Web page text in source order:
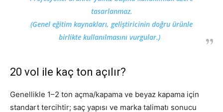
tasarlanmaz.
(Genel eğitim kaynakları, geliştiricinin doğru ürünle
birlikte kullanılmasını vurgular.)
20 vol ile kaç ton açılır?
Genellikle 1–2 ton açma/kapama ve beyaz kapama için
standart tercihtir; saç yapısı ve marka talimatı sonucu